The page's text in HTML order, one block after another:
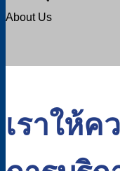
About Us
เราให้